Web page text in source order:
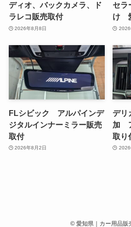
ディオ、バックカメラ、ド
ラレコ販売取付
2026年8月8日
セラ
け
2026
FLシビック アルパインデ
ジタルインナーミラー販売
取付
2026年8月2日
デ
加
取り
2026
©愛知県｜カー用品販